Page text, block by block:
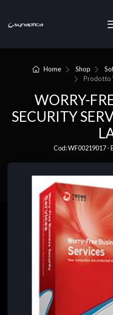
Home Shop
Prodotto
WORRY-
SECURITY
Cod: WF00219017 -